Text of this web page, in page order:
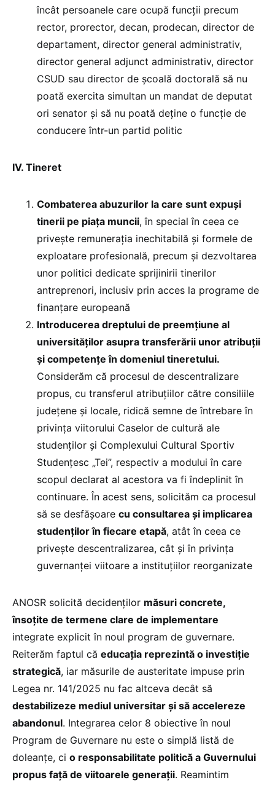
încât persoanele care ocupă funcții precum
rector, prorector, decan, prodecan, director de
departament, director general administrativ,
director general adjunct administrativ, director
CSUD sau director de școală doctorală să nu
poată exercita simultan un mandat de deputat
ori senator și să nu poată deține o funcție de
conducere într-un partid politic
IV. Tineret
Combaterea abuzurilor la care sunt expuși
tinerii pe piața muncii, în special în ceea ce
privește remunerația inechitabilă și formele de
exploatare profesională, precum și dezvoltarea
unor politici dedicate sprijinirii tinerilor
antreprenori, inclusiv prin acces la programe de
finanțare europeană
Introducerea dreptului de preemțiune al
universităților asupra transferării unor atribuţii
şi competenţe în domeniul tineretului.
Considerăm că procesul de descentralizare
propus, cu transferul atribuțiilor către consiliile
județene și locale, ridică semne de întrebare în
privința viitorului Caselor de cultură ale
studenților și Complexului Cultural Sportiv
Studențesc „Tei”, respectiv a modului în care
scopul declarat al acestora va fi îndeplinit în
continuare. În acest sens, solicităm ca procesul
să se desfășoare cu consultarea și implicarea
studenților în fiecare etapă, atât în ceea ce
privește descentralizarea, cât și în privința
guvernanței viitoare a instituțiilor reorganizate
ANOSR solicită decidenților măsuri concrete,
însoțite de termene clare de implementare
integrate explicit în noul program de guvernare.
Reiterăm faptul că educația reprezintă o investiție
strategică, iar măsurile de austeritate impuse prin
Legea nr. 141/2025 nu fac altceva decât să
destabilizeze mediul universitar și să accelereze
abandonul. Integrarea celor 8 obiective în noul
Program de Guvernare nu este o simplă listă de
doleanțe, ci o responsabilitate politică a Guvernului
propus față de viitoarele generații. Reamintim